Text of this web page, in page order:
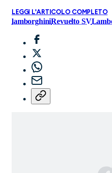
LEGGI L'ARTICOLO COMPLETO
lamborghiniRevuelto SV